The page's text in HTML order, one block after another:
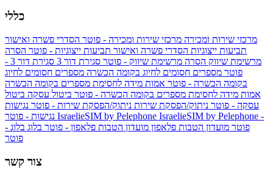
כללי
מרכזי שירות ומכירה מרכזי שירות ומכירה - פוטר הסדרי פשרה ואישור
תביעות ייצוגיות הסדרי פשרה ואישור תביעות ייצוגיות - פוטר הסרה
מרשימת שיווק הסרה מרשימת שיווק - פוטר סגירת דור 3
סגירת דור 3 -
פוטר מספרים חסומים לחיוג בקומה הכשרה מספרים חסומים לחיוג
בקומה הכשרה - פוטר אמות מידה לחסימת מספרים בקומה הכשרה
אמות מידה לחסימת מספרים בקומה הכשרה - פוטר ביטול עסקה ביטול
עסקה - פוטר ניתוק/הפסקת שירות ניתוק/הפסקת שירות - פוטר נגישות
IsraelieSIM by Pelephone IsraelieSIM by Pelephone -
פוטר מועדון הטבות פלאפון מועדון הטבות פלאפון - פוטר בלוג בלוג -
פוטר
צור קשר